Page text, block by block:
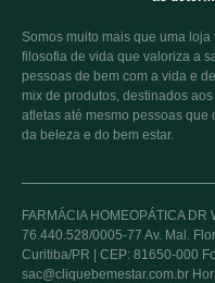
Somos muito mais que uma
filosofia de vida que valoriza a
pessoas de bem com a vida e
mix de produtos, destinados
atletas até mesmo pessoas
da beleza e do bem estar.
FARMÁCIA HOMEOPÁTICA
76.440.528/0005-77 Av. Mal.
Curitiba/PR | CEP: 81650-000
sac@cliquebemestar.com.br